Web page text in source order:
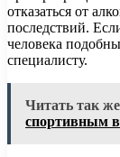
отказаться от
последствий.
человека
специалисту.
Читать так
спортивным